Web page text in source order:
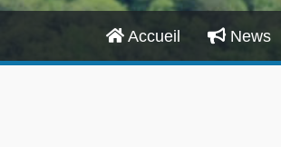
Accueil News